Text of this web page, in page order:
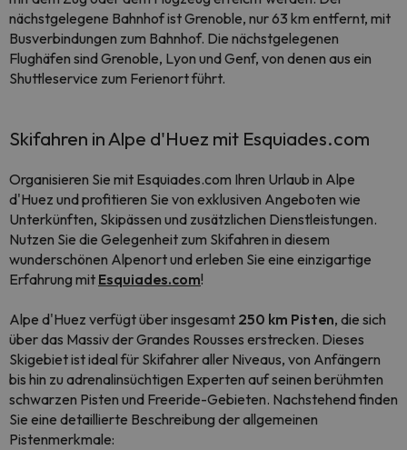
nächstgelegene Bahnhof ist Grenoble, nur 63 km entfernt, mit
Busverbindungen zum Bahnhof. Die nächstgelegenen
Flughäfen sind Grenoble, Lyon und Genf, von denen aus ein
Shuttleservice zum Ferienort führt.
Skifahren in Alpe d'Huez mit Esquiades.com
Organisieren Sie mit Esquiades.com Ihren Urlaub in Alpe
d'Huez und profitieren Sie von exklusiven Angeboten wie
Unterkünften, Skipässen und zusätzlichen Dienstleistungen.
Nutzen Sie die Gelegenheit zum Skifahren in diesem
wunderschönen Alpenort und erleben Sie eine einzigartige
Erfahrung mit Esquiades.com!
Alpe d'Huez verfügt über insgesamt 250 km Pisten, die sich
über das Massiv der Grandes Rousses erstrecken. Dieses
Skigebiet ist ideal für Skifahrer aller Niveaus, von Anfängern
bis hin zu adrenalinsüchtigen Experten auf seinen berühmten
schwarzen Pisten und Freeride-Gebieten. Nachstehend finden
Sie eine detaillierte Beschreibung der allgemeinen
Pistenmerkmale: